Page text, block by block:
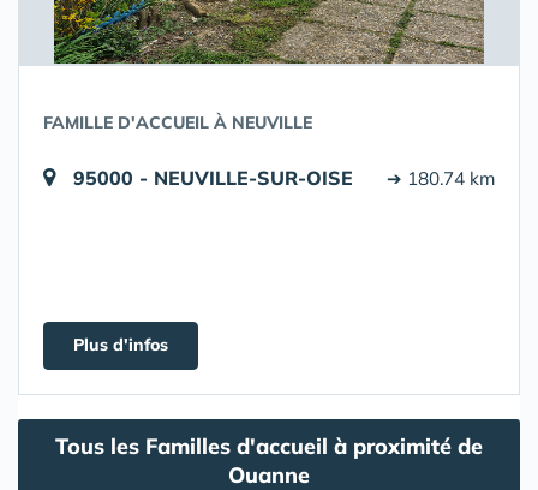
FAMILLE D'ACCUEIL À NEUVILLE
95000 - NEUVILLE-SUR-OISE ➔ 180.74 km
Plus d'infos
Tous les Familles d'accueil à proximité de
Ouanne